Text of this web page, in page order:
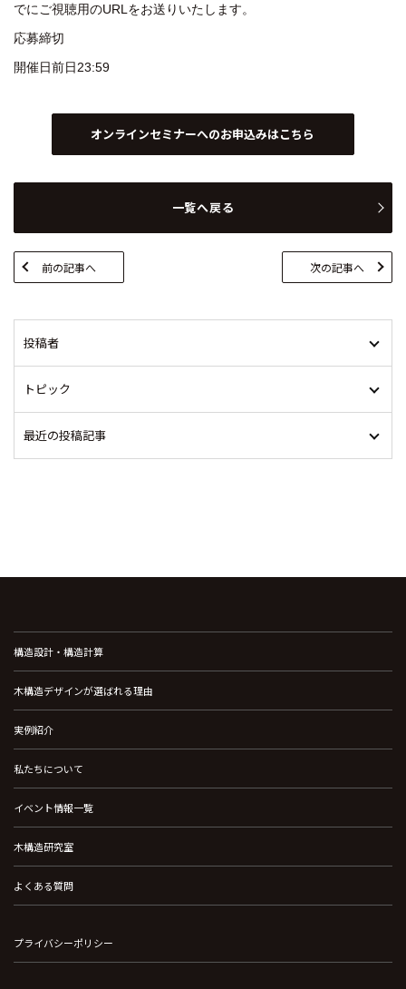
投稿者
トピック
最近の投稿記事
でにご視聴用のURLをお送りいたします。
応募締切
開催日前日23:59
オンラインセミナーへのお申込みはこちら
一覧へ戻る
前の記事へ 次の記事へ
構造設計・構造計算
木構造デザインが選ばれる理由
実例紹介
私たちについて
イベント情報一覧
木構造研究室
よくある質問
プライバシーポリシー